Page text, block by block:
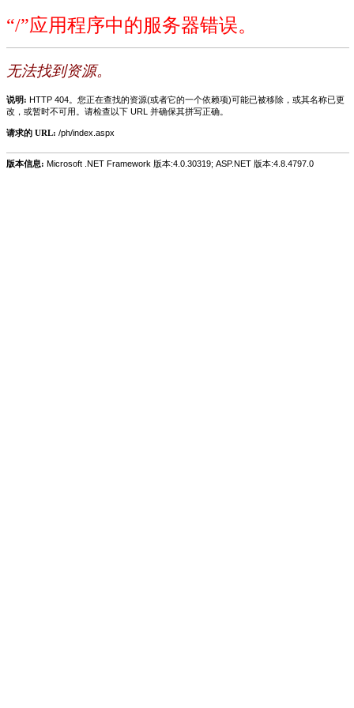
“/”应用程序中的服务器错误。
无法找到资源。
说明: HTTP 404。您正在查找的资源(或者它的一个依赖项)可能已被移除，或其名称已更
改，或暂时不可用。请检查以下 URL 并确保其拼写正确。
请求的 URL: /ph/index.aspx
版本信息: Microsoft .NET Framework 版本:4.0.30319; ASP.NET 版本:4.8.4797.0